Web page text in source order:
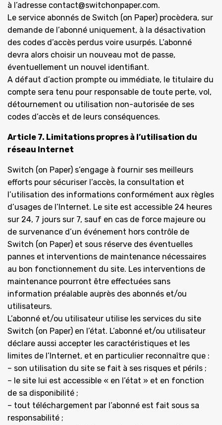
à l’adresse contact@switchonpaper.com.
Le service abonnés de Switch (on Paper) procèdera, sur
demande de l’abonné uniquement, à la désactivation
des codes d’accès perdus voire usurpés. L’abonné
devra alors choisir un nouveau mot de passe,
éventuellement un nouvel identifiant.
A défaut d’action prompte ou immédiate, le titulaire du
compte sera tenu pour responsable de toute perte, vol,
détournement ou utilisation non-autorisée de ses
codes d’accès et de leurs conséquences.
Article 7. Limitations propres à l’utilisation du
réseau Internet
Switch (on Paper) s’engage à fournir ses meilleurs
efforts pour sécuriser l’accès, la consultation et
l’utilisation des informations conformément aux règles
d’usages de l’Internet. Le site est accessible 24 heures
sur 24, 7 jours sur 7, sauf en cas de force majeure ou
de survenance d’un événement hors contrôle de
Switch (on Paper) et sous réserve des éventuelles
pannes et interventions de maintenance nécessaires
au bon fonctionnement du site. Les interventions de
maintenance pourront être effectuées sans
information préalable auprès des abonnés et/ou
utilisateurs.
L’abonné et/ou utilisateur utilise les services du site
Switch (on Paper) en l’état. L’abonné et/ou utilisateur
déclare aussi accepter les caractéristiques et les
limites de l’Internet, et en particulier reconnaître que :
– son utilisation du site se fait à ses risques et périls ;
– le site lui est accessible « en l’état » et en fonction
de sa disponibilité ;
– tout téléchargement par l’abonné est fait sous sa
responsabilité ;